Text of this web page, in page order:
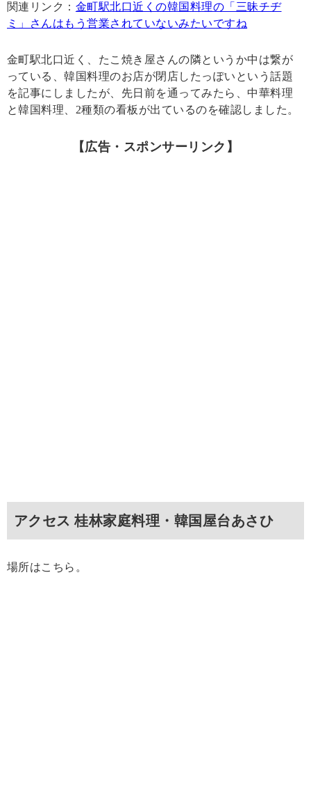
関連リンク： 金町駅北口近くの韓国料理の「三昧チヂ
ミ」さんはもう営業されていないみたいですね
金町駅北口近く、たこ焼き屋さんの隣というか中は繋が
っている、韓国料理のお店が閉店したっぽいという話題
を記事にしましたが、先日前を通ってみたら、中華料理
と韓国料理、2種類の看板が出ているのを確認しました。
【広告・スポンサーリンク】
アクセス 桂林家庭料理・韓国屋台あさひ
場所はこちら。